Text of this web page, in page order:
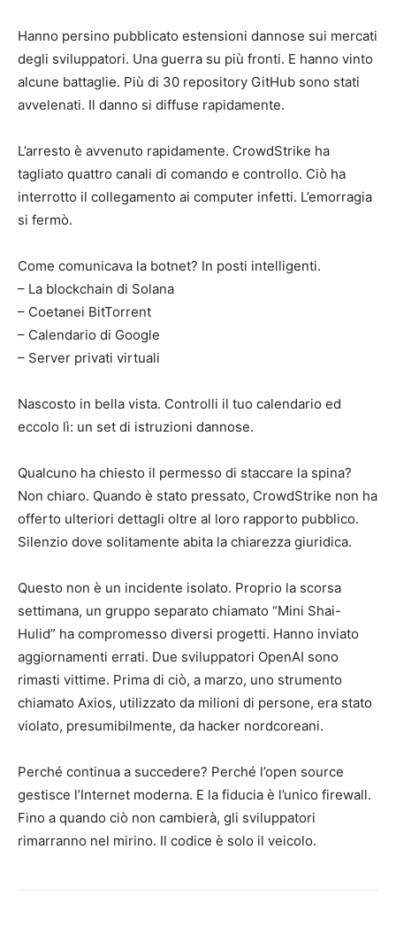
Hanno persino pubblicato estensioni dannose sui mercati
degli sviluppatori. Una guerra su più fronti. E hanno vinto
alcune battaglie. Più di 30 repository GitHub sono stati
avvelenati. Il danno si diffuse rapidamente.
L’arresto è avvenuto rapidamente. CrowdStrike ha
tagliato quattro canali di comando e controllo. Ciò ha
interrotto il collegamento ai computer infetti. L’emorragia
si fermò.
Come comunicava la botnet? In posti intelligenti.
– La blockchain di Solana
– Coetanei BitTorrent
– Calendario di Google
– Server privati virtuali
Nascosto in bella vista. Controlli il tuo calendario ed
eccolo lì: un set di istruzioni dannose.
Qualcuno ha chiesto il permesso di staccare la spina?
Non chiaro. Quando è stato pressato, CrowdStrike non ha
offerto ulteriori dettagli oltre al loro rapporto pubblico.
Silenzio dove solitamente abita la chiarezza giuridica.
Questo non è un incidente isolato. Proprio la scorsa
settimana, un gruppo separato chiamato “Mini Shai-
Hulid” ha compromesso diversi progetti. Hanno inviato
aggiornamenti errati. Due sviluppatori OpenAI sono
rimasti vittime. Prima di ciò, a marzo, uno strumento
chiamato Axios, utilizzato da milioni di persone, era stato
violato, presumibilmente, da hacker nordcoreani.
Perché continua a succedere? Perché l’open source
gestisce l’Internet moderna. E la fiducia è l’unico firewall.
Fino a quando ciò non cambierà, gli sviluppatori
rimarranno nel mirino. Il codice è solo il veicolo.